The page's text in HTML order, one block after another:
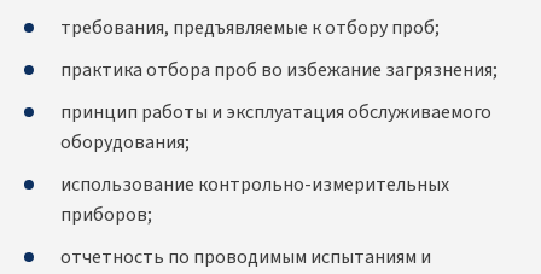
требования, предъявляемые к отбору проб;
практика отбора проб во избежание загрязнения;
принцип работы и эксплуатация обслуживаемого
оборудования;
использование контрольно-измерительных
приборов;
отчетность по проводимым испытаниям и